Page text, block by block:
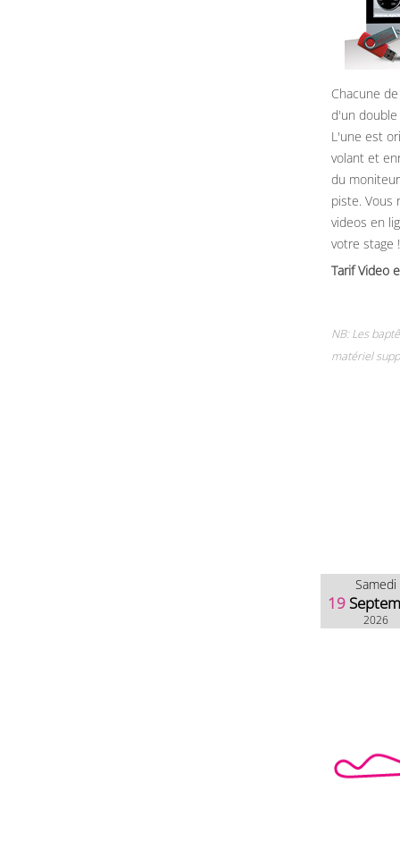
Chacune
d'un
L'une est
volant et
du
piste. Vous
videos en
votre stage !
Tarif Video
NB: Les
matériel
Samedi
19
2026